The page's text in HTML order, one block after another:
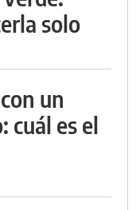
solo
un
cuál es el